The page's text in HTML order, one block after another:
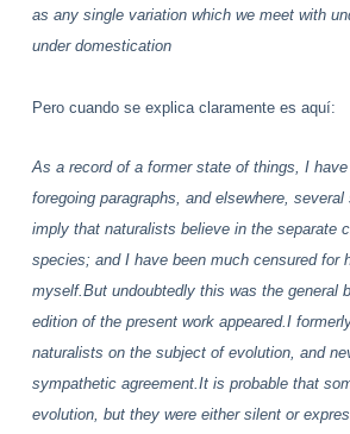
as any single variation which we meet with
under domestication
Pero cuando se explica claramente es aquí:
As a record of a former state of things, I
foregoing paragraphs, and elsewhere,
imply that naturalists believe in the separate
species; and I have been much censured for
myself.But undoubtedly this was the general
edition of the present work appeared.I
naturalists on the subject of evolution, and
sympathetic agreement.It is probable that
evolution, but they were either silent or